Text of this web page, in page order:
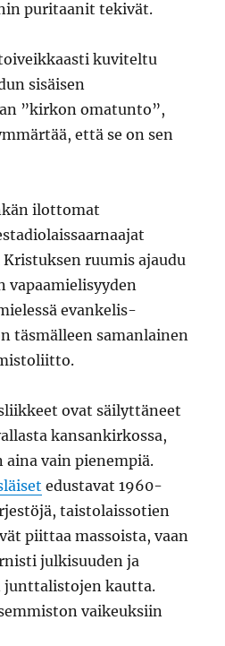
puritaanit tekivät.
kuviteltu
sisäisen
”kirkon omatunto”,
että se on sen
ilottomat
ruumis ajaudu
vapaamielisyyden
evankelis-
täsmälleen samanlainen
ovat säilyttäneet
kansankirkossa,
vain pienempiä.
edustavat 1960-
taistolaissotien
piittaa massoista, vaan
julkisuuden ja
junttalistojen kautta.
vaikeuksiin